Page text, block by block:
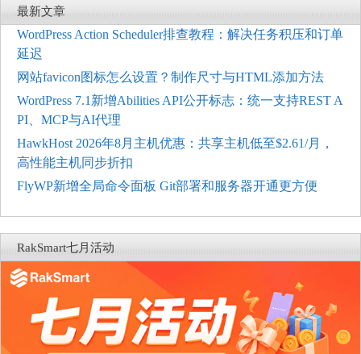
最新文章
WordPress Action Scheduler排查教程：解决任务积压和订单
延迟
网站favicon图标怎么设置？制作尺寸与HTML添加方法
WordPress 7.1新增Abilities API公开标志：统一支持REST A
PI、MCP与AI代理
HawkHost 2026年8月主机优惠：共享主机低至$2.61/月，
高性能主机同步折扣
FlyWP新增全局命令面板 Git部署和服务器开通更方便
RakSmart七月活动